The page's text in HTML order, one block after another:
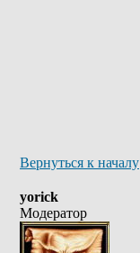
Вернуться к началу
yorick
Модератор